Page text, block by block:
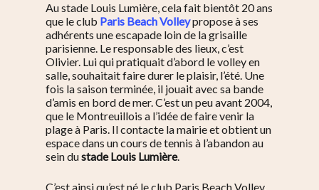
Au stade Louis Lumière, cela fait bientôt 20 ans
que le club Paris Beach Volleypropose à ses
adhérents une escapade loin de la grisaille
parisienne. Le responsable des lieux, c’est
Olivier. Lui quipratiquait d’abord le volley en
salle, souhaitait faire durer le plaisir, l’été. Une
fois la saison terminée, il jouait avec sa bande
d’amis en bord de mer. C’est un peu avant 2004,
que le Montreuillois a l’idée de faire venir la
plage à Paris. Il contacte la mairie et obtient un
espace dans un cours de tennis à l’abandon au
sein dustade Louis Lumière.
C’est ainsi qu’est né le club Paris Beach Volley.